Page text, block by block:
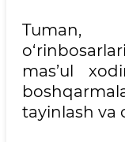
Tuman,
mas’ul
tayinlash va